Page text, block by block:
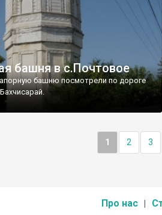
башня в с.Почтовое
башню посмотрели по дороге
1 2 3
Про нас